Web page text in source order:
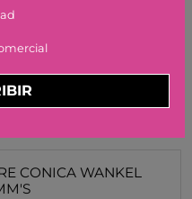
DJECO
€
CONICA WANKEL